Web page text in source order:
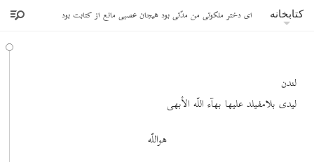
کتابخانه ای دختر ملکوتی من مدّتی بود هیجان عصبی مانع از کتابت بود
لندن
لیدی بلامفیلد علیها بهآء اللّه الأبهی
هواللّه